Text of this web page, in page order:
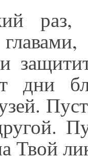
раз,
дни
Твой